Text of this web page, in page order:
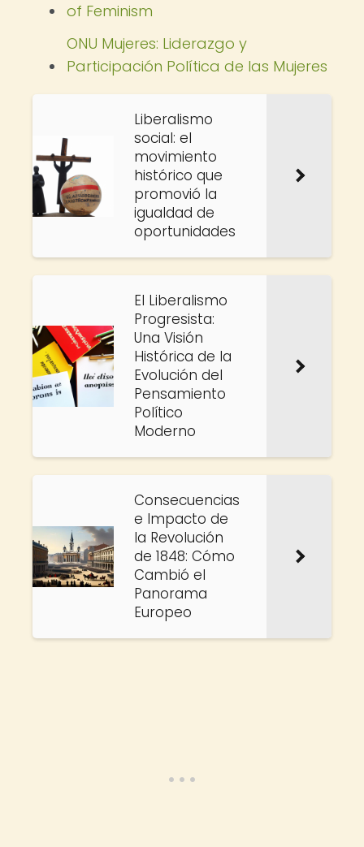
of Feminism
ONU Mujeres: Liderazgo y
Participación Política de las Mujeres
Liberalismo
social: el
movimiento
histórico que
promovió la
igualdad de
oportunidades
El Liberalismo
Progresista:
Una Visión
Histórica de la
Evolución del
Pensamiento
Político
Moderno
Consecuencias
e Impacto de
la Revolución
de 1848: Cómo
Cambió el
Panorama
Europeo